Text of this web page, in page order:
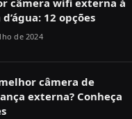
câmera wifi externa à
12 opções
de 2024
câmera de
externa? Conheça